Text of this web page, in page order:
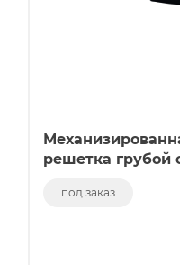
решетка грубой
под заказ